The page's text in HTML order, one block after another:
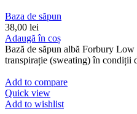
Baza de săpun
38,00 lei
Adaugă în coș
Bază de săpun albă Forbury Low
transpirație (sweating) în condiții
Add to compare
Quick view
Add to wishlist